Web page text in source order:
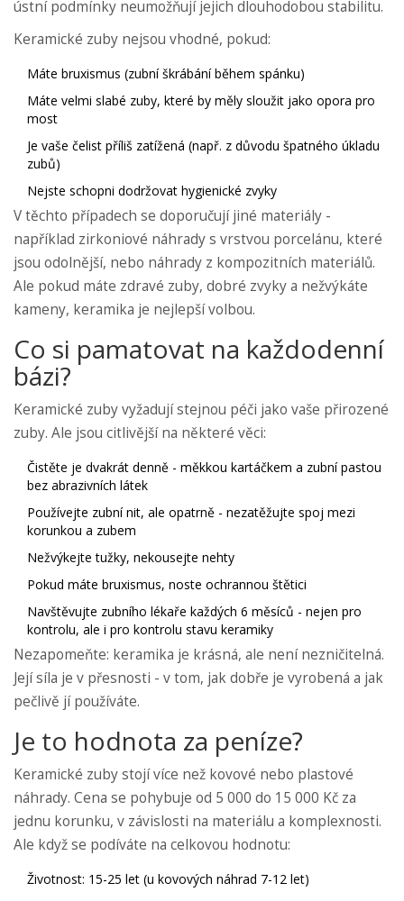
ústní podmínky neumožňují jejich dlouhodobou stabilitu.
Keramické zuby nejsou vhodné, pokud:
Máte bruxismus (zubní škrábání během spánku)
Máte velmi slabé zuby, které by měly sloužit jako opora pro
most
Je vaše čelist příliš zatížená (např. z důvodu špatného úkladu
zubů)
Nejste schopni dodržovat hygienické zvyky
V těchto případech se doporučují jiné materiály -
například zirkoniové náhrady s vrstvou porcelánu, které
jsou odolnější, nebo náhrady z kompozitních materiálů.
Ale pokud máte zdravé zuby, dobré zvyky a nežvýkáte
kameny, keramika je nejlepší volbou.
Co si pamatovat na každodenní
bázi?
Keramické zuby vyžadují stejnou péči jako vaše přirozené
zuby. Ale jsou citlivější na některé věci:
Čistěte je dvakrát denně - měkkou kartáčkem a zubní pastou
bez abrazivních látek
Používejte zubní nit, ale opatrně - nezatěžujte spoj mezi
korunkou a zubem
Nežvýkejte tužky, nekousejte nehty
Pokud máte bruxismus, noste ochrannou štětici
Navštěvujte zubního lékaře každých 6 měsíců - nejen pro
kontrolu, ale i pro kontrolu stavu keramiky
Nezapomeňte: keramika je krásná, ale není nezničitelná.
Její síla je v přesnosti - v tom, jak dobře je vyrobená a jak
pečlivě jí používáte.
Je to hodnota za peníze?
Keramické zuby stojí více než kovové nebo plastové
náhrady. Cena se pohybuje od 5 000 do 15 000 Kč za
jednu korunku, v závislosti na materiálu a komplexnosti.
Ale když se podíváte na celkovou hodnotu:
Životnost: 15-25 let (u kovových náhrad 7-12 let)